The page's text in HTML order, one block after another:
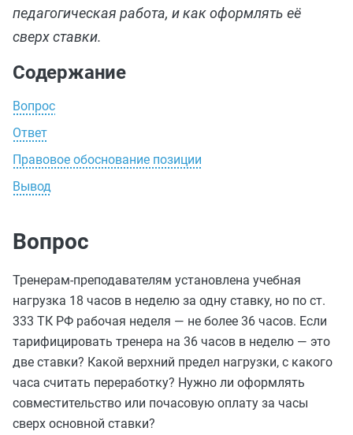
педагогическая работа, и как оформлять её
сверх ставки.
Содержание
Вопрос
Ответ
Правовое обоснование позиции
Вывод
Вопрос
Тренерам-преподавателям установлена учебная
нагрузка 18 часов в неделю за одну ставку, но по ст.
333 ТК РФ рабочая неделя — не более 36 часов. Если
тарифицировать тренера на 36 часов в неделю — это
две ставки? Какой верхний предел нагрузки, с какого
часа считать переработку? Нужно ли оформлять
совместительство или почасовую оплату за часы
сверх основной ставки?